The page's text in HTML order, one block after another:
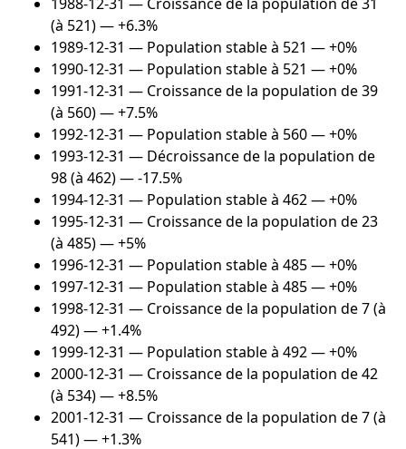
(à 521) — +6.3%
1989-12-31 — Population stable à 521 — +0%
1990-12-31 — Population stable à 521 — +0%
1991-12-31 — Croissance de la population de 39
(à 560) — +7.5%
1992-12-31 — Population stable à 560 — +0%
1993-12-31 — Décroissance de la population de
98 (à 462) — -17.5%
1994-12-31 — Population stable à 462 — +0%
1995-12-31 — Croissance de la population de 23
(à 485) — +5%
1996-12-31 — Population stable à 485 — +0%
1997-12-31 — Population stable à 485 — +0%
1998-12-31 — Croissance de la population de 7 (à
492) — +1.4%
1999-12-31 — Population stable à 492 — +0%
2000-12-31 — Croissance de la population de 42
(à 534) — +8.5%
2001-12-31 — Croissance de la population de 7 (à
541) — +1.3%